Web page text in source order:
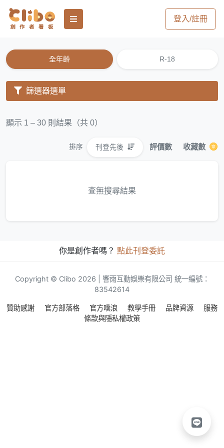
登入/註冊
全年齡 R-18
篩選器選單
顯示 1 – 30 則結果（共 0）
排序 刊登先後 評價數 收藏數
查無搜尋結果
你是創作者嗎？ 點此刊登委託
Copyright © Clibo 2026 | 響雨互動娛樂有限公司 統一編號：
83542614
贊助感謝 官方部落格 官方噗浪 教學手冊 品牌資源
服務
條款與隱私權政策